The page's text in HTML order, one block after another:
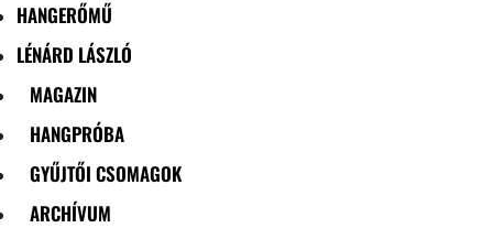
HANGERŐMŰ
LÉNÁRD LÁSZLÓ
MAGAZIN
HANGPRÓBA
GYŰJTŐI CSOMAGOK
ARCHÍVUM